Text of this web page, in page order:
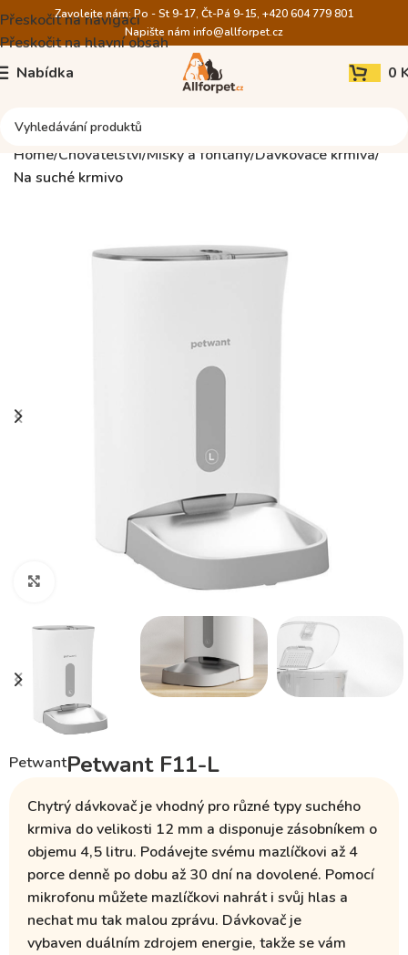
Přeskočit na navigaci
Přeskočit na hlavní obsah
Zavolejte nám: Po - St 9-17, Čt-Pá 9-15, +420 604 779 801
Napište nám info@allforpet.cz
Nabídka 0
Home Chovatelství Misky a fontány Dávkovače krmiva
Na suché krmivo
Klikněte pro zvětšení
PetwantPetwant F11-L
Chytrý dávkovač je vhodný pro různétypy suchého
krmiva do velikosti 12 mm a disponuje zásobníkem o
objemu 4,5 litru. Podávejte svému mazlíčkovi až 4
porce denně po dobu až 30 dní na dovolené. Pomocí
mikrofonu můžete mazlíčkovi nahrát i svůj hlas a
nechat mu tak malou zprávu. Dávkovač je
vybaven duálním zdrojem energie, takže se vám